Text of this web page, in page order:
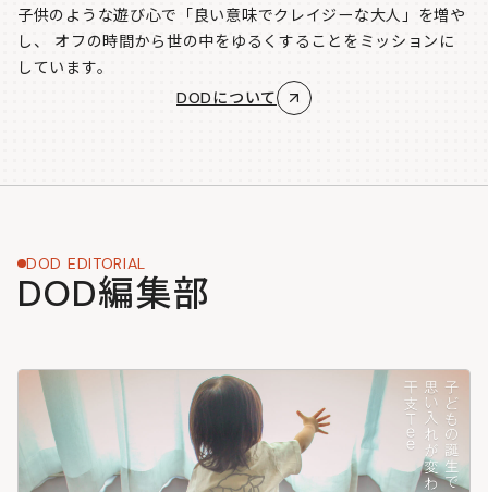
子供のような遊び心で「良い意味でクレイジーな大人」を増や
し、
オフの時間から世の中をゆるくすることをミッションに
しています。
DODについて
DOD EDITORIAL
DOD編集部